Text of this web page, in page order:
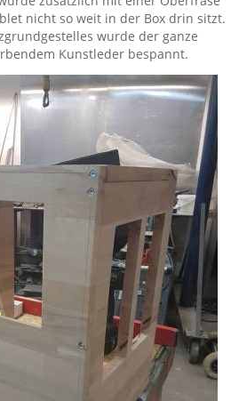
nicht so weit in der Box drin sitzt.
wurde der ganze
Kunstleder bespannt.